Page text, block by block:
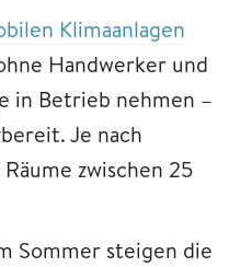
Klimaanlagen
Handwerker und
in Betrieb nehmen –
Je nach
zwischen 25
Sommer steigen die